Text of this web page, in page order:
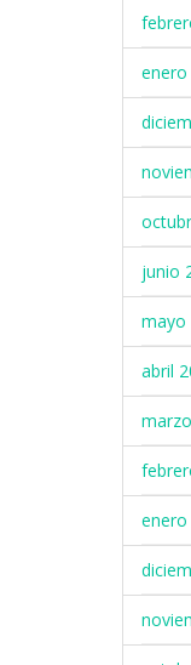
enero
junio
mayo
abril
enero